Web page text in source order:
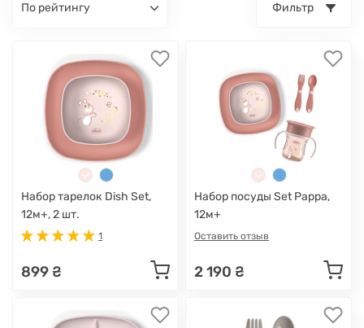
по рейтингу Фильтр
Набор тарелок Dish Set,
12м+, 2 шт.
1
899 ₴
Набор посуды Set Pappa,
12м+
Оставить отзыв
2 190 ₴